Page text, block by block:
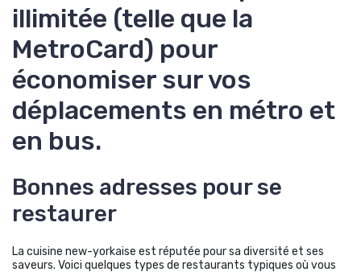
illimitée (telle que la
MetroCard) pour
économiser sur vos
déplacements en métro et
en bus.
Bonnes adresses pour se
restaurer
La cuisine new-yorkaise est réputée pour sa diversité et ses
saveurs. Voici quelques types de restaurants typiques où vous